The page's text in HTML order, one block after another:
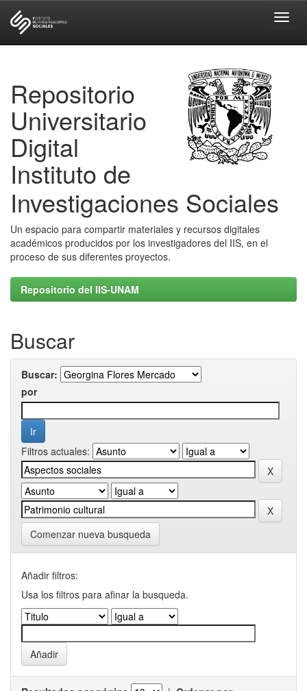
Repositorio
Universitario
Digital
Instituto de
Investigaciones Sociales
Un espacio para compartir materiales y recursos digitales
académicos producidos por los investigadores del IIS, en el
proceso de sus diferentes proyectos.
Repositorio del IIS-UNAM
Buscar
Buscar:
por
Filtros actuales:
Comenzar nueva busqueda
Añadir filtros:
Usa los filtros para afinar la busqueda.